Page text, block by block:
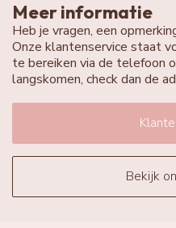
Meer informatie
Heb je vragen, een
Onze klantenservice staat
te bereiken via de telefoon
langskomen, check dan de
Bekijk